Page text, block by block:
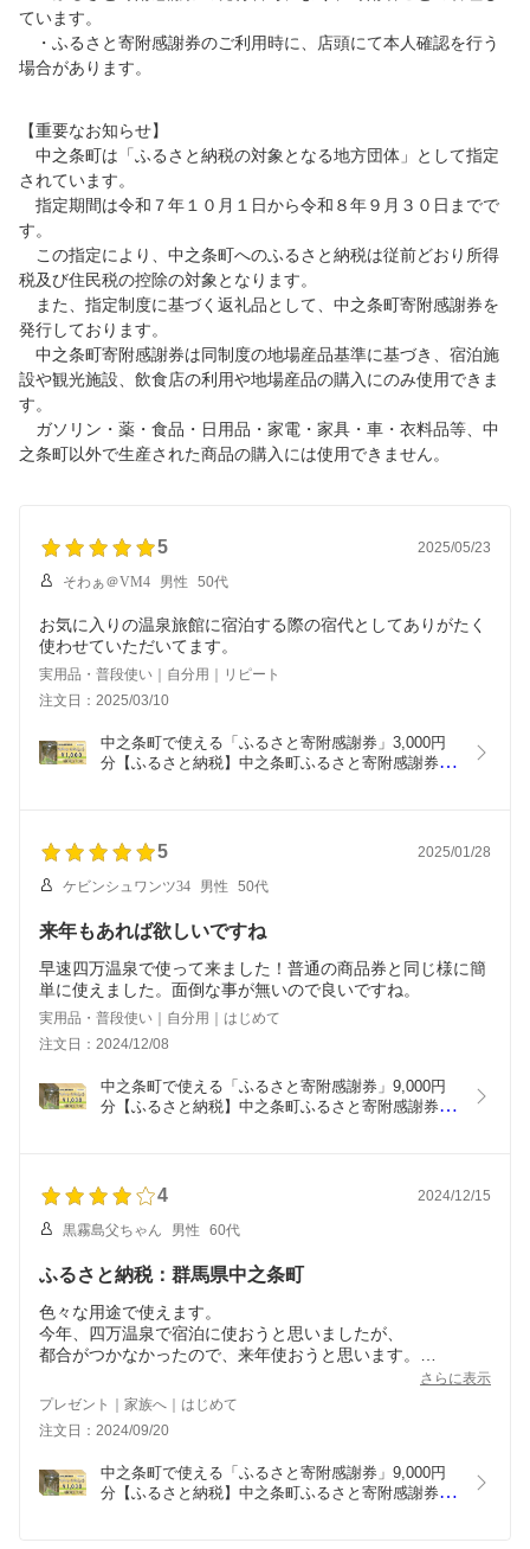
ています。
・ふるさと寄附感謝券のご利用時に、店頭にて本人確認を行う
場合があります。
【重要なお知らせ】
中之条町は「ふるさと納税の対象となる地方団体」として指定
されています。
指定期間は令和７年１０月１日から令和８年９月３０日までで
す。
この指定により、中之条町へのふるさと納税は従前どおり所得
税及び住民税の控除の対象となります。
また、指定制度に基づく返礼品として、中之条町寄附感謝券を
発行しております。
中之条町寄附感謝券は同制度の地場産品基準に基づき、宿泊施
設や観光施設、飲食店の利用や地場産品の購入にのみ使用できま
す。
ガソリン・薬・食品・日用品・家電・家具・車・衣料品等、中
之条町以外で生産された商品の購入には使用できません。
5 2025/05/23
そわぁ＠VM4 男性 50代
お気に入りの温泉旅館に宿泊する際の宿代としてありがたく
使わせていただいてます。
実用品・普段使い｜自分用｜リピート
注文日：2025/03/10
中之条町で使える「ふるさと寄附感謝券」3,000円
分【ふるさと納税】中之条町ふるさと寄附感謝券
5 2025/01/28
ケビンシュワンツ34 男性 50代
来年もあれば欲しいですね
早速四万温泉で使って来ました！普通の商品券と同じ様に簡
単に使えました。面倒な事が無いので良いですね。
実用品・普段使い｜自分用｜はじめて
注文日：2024/12/08
中之条町で使える「ふるさと寄附感謝券」9,000円
分【ふるさと納税】中之条町ふるさと寄附感謝券
4 2024/12/15
黒霧島父ちゃん 男性 60代
ふるさと納税：群馬県中之条町
色々な用途で使えます。
今年、四万温泉で宿泊に使おうと思いましたが、
都合がつかなかったので、来年使おうと思います。
車で走ると舗装の凹凸とタイヤの摩擦音で車内で千と千尋の
メロディが聞こえてきます。
四万温泉では積善館の夜景で千と千尋の油屋の世界が垣間見
さらに表示
プレゼント｜家族へ｜はじめて
注文日：2024/09/20
中之条町で使える「ふるさと寄附感謝券」9,000円
分【ふるさと納税】中之条町ふるさと寄附感謝券